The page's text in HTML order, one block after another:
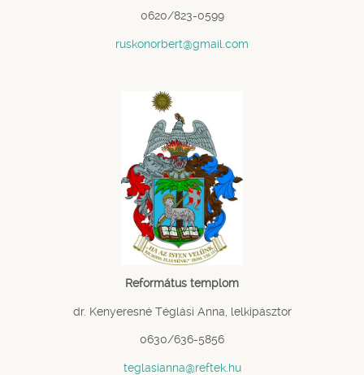
0620/823-0599
ruskonorbert@gmail.com
Református templom
dr. Kenyeresné Téglási Anna, lelkipásztor
0630/636-5856
teglasianna@reftek.hu